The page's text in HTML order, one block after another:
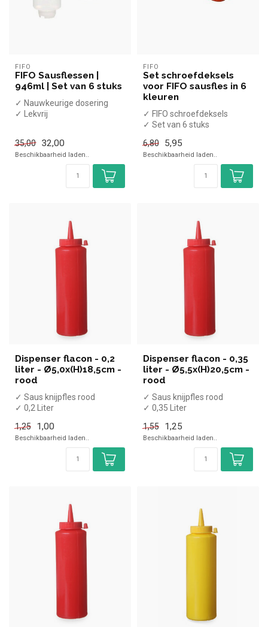
FIFO
FIFO Sausflessen |
946ml | Set van 6 stuks
✓ Nauwkeurige dosering
✓ Lekvrij
c...
35,00 32,00
Beschikbaarheid laden..
FIFO
Set schroefdeksels
voor FIFO sausfles in 6
kleuren
✓ FIFO schroefdeksels
✓ Set van 6 stuks
✓ Voor al onze Fifo Sausf...
6,80 5,95
Beschikbaarheid laden..
Dispenser flacon - 0,2
liter - Ø5,0x(H)18,5cm -
rood
✓ Saus knijpfles rood
✓ 0,2 Liter
1,25
1,00
Beschikbaarheid laden..
Dispenser flacon - 0,35
liter - Ø5,5x(H)20,5cm -
rood
✓ Saus knijpfles rood
✓ 0,35 Liter
1,55
1,25
Beschikbaarheid laden..